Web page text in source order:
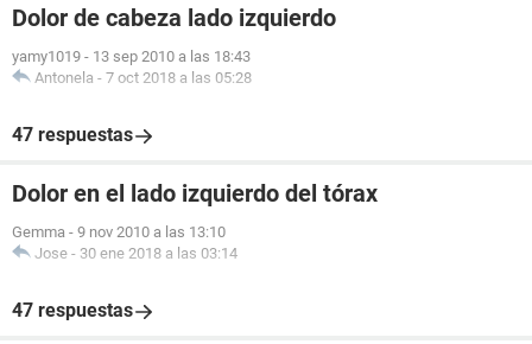
Dolor de cabeza lado izquierdo
yamy1019 - 13 sep 2010 a las 18:43
Antonela - 7 oct 2018 a las 05:28
47 respuestas
Dolor en el lado izquierdo del tórax
Gemma - 9 nov 2010 a las 13:10
Jose - 30 ene 2018 a las 03:14
47 respuestas